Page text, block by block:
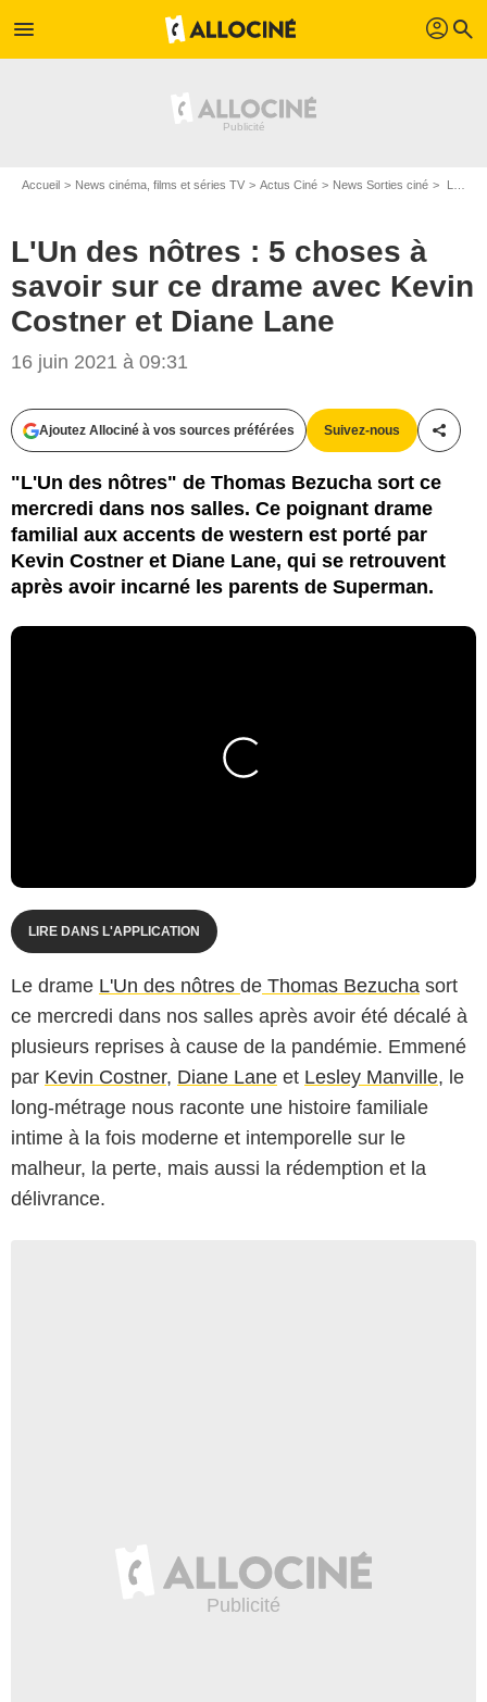
menu profil search
Accueil News cinéma, films et séries TV Actus Ciné News Sorties ciné L'Un des nôtres : 5 choses à savoir sur ce drame avec Kevin Costner et Diane Lane
L'Un des nôtres : 5 choses à
savoir sur ce drame avec Kevin
Costner et Diane Lane
16 juin 2021 à 09:31
Ajoutez Allociné à vos sources préférées Suivez-nous
"L'Un des nôtres" de Thomas Bezucha sort ce
mercredi dans nos salles. Ce poignant drame
familial aux accents de western est porté par
Kevin Costner et Diane Lane, qui se retrouvent
après avoir incarné les parents de Superman.
LIRE DANS L'APPLICATION
Le drame L'Un des nôtres de Thomas Bezucha sort
ce mercredi dans nos salles après avoir été décalé à
plusieurs reprises à cause de la pandémie. Emmené
par Kevin Costner, Diane Lane et Lesley Manville, le
long-métrage nous raconte une histoire familiale
intime à la fois moderne et intemporelle sur le
malheur, la perte, mais aussi la rédemption et la
délivrance.